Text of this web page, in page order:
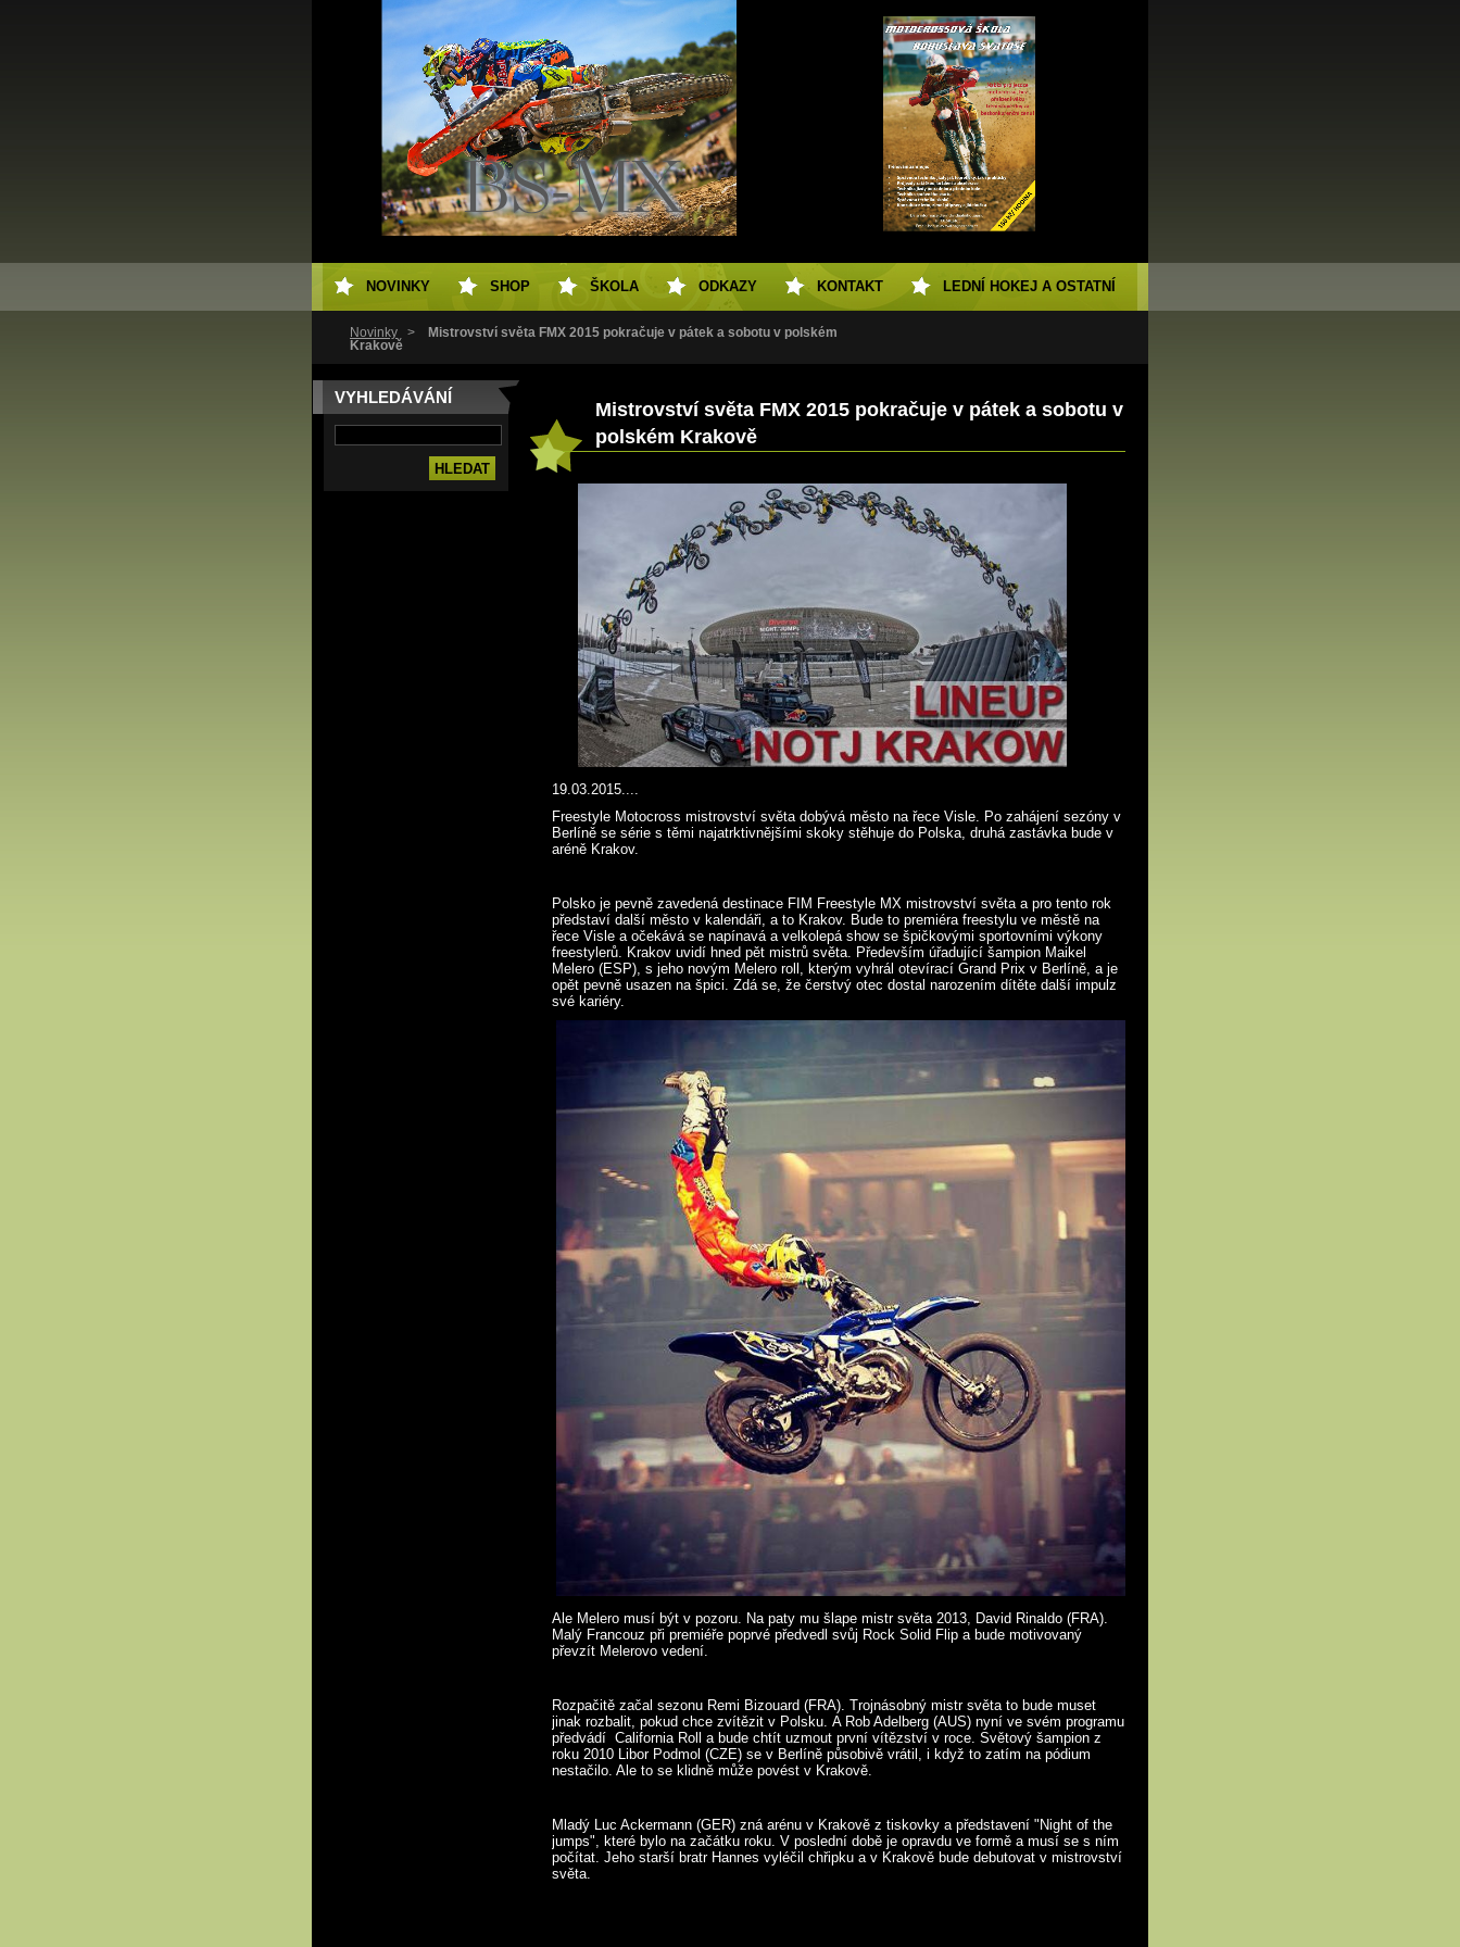
Novinky >
Mistrovství světa FMX 2015 pokračuje v pátek a sobotu v polském
Krakově
VYHLEDÁVÁNÍ
Mistrovství světa FMX 2015 pokračuje v pátek a sobotu v
polském Krakově
19.03.2015....
Freestyle Motocross mistrovství světa dobývá město na řece Visle. Po zahájení sezóny v
Berlíně se série s těmi najatrktivnějšími skoky stěhuje do Polska, druhá zastávka bude v
aréně Krakov.
Polsko je pevně zavedená destinace FIM Freestyle MX mistrovství světa a pro tento rok
představí další město v kalendáři, a to Krakov. Bude to premiéra freestylu ve městě na
řece Visle a očekává se napínavá a velkolepá show se špičkovými sportovními výkony
freestylerů. Krakov uvidí hned pět mistrů světa. Především úřadující šampion Maikel
Melero (ESP), s jeho novým Melero roll, kterým vyhrál otevírací Grand Prix v Berlíně, a je
opět pevně usazen na špici. Zdá se, že čerstvý otec dostal narozením dítěte další impulz
své kariéry.
Ale Melero musí být v pozoru. Na paty mu šlape mistr světa 2013, David Rinaldo (FRA).
Malý Francouz při premiéře poprvé předvedl svůj Rock Solid Flip a bude motivovaný
převzít Melerovo vedení.
Rozpačitě začal sezonu Remi Bizouard (FRA). Trojnásobný mistr světa to bude muset
jinak rozbalit, pokud chce zvítězit v Polsku. A Rob Adelberg (AUS) nyní ve svém programu
předvádí California Roll a bude chtít uzmout první vítězství v roce. Světový šampion z
roku 2010 Libor Podmol (CZE) se v Berlíně působivě vrátil, i když to zatím na pódium
nestačilo. Ale to se klidně může povést v Krakově.
Mladý Luc Ackermann (GER) zná arénu v Krakově z tiskovky a představení "Night of the
jumps", které bylo na začátku roku. V poslední době je opravdu ve formě a musí se s ním
počítat. Jeho starší bratr Hannes vyléčil chřipku a v Krakově bude debutovat v mistrovství
světa.
NOVINKY SHOP ŠKOLA ODKAZY KONTAKT LEDNÍ HOKEJ A OSTATNÍ